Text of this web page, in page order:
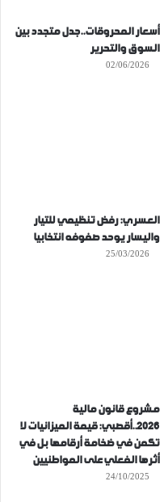
أسعار المحروقات..جدل متجدد بين
السوق والتحرير
02/06/2026
العسري: رفض تنظيمي للتيار
واليسار يوحد صفوفه انتخابيا
25/03/2026
مشروع قانون مالية
2026..أقصبي: قيمة الميزانيات لا
تكمن في ضخامة أرقامها بل في
أثرها الفعلي على المواطنيين
24/10/2025